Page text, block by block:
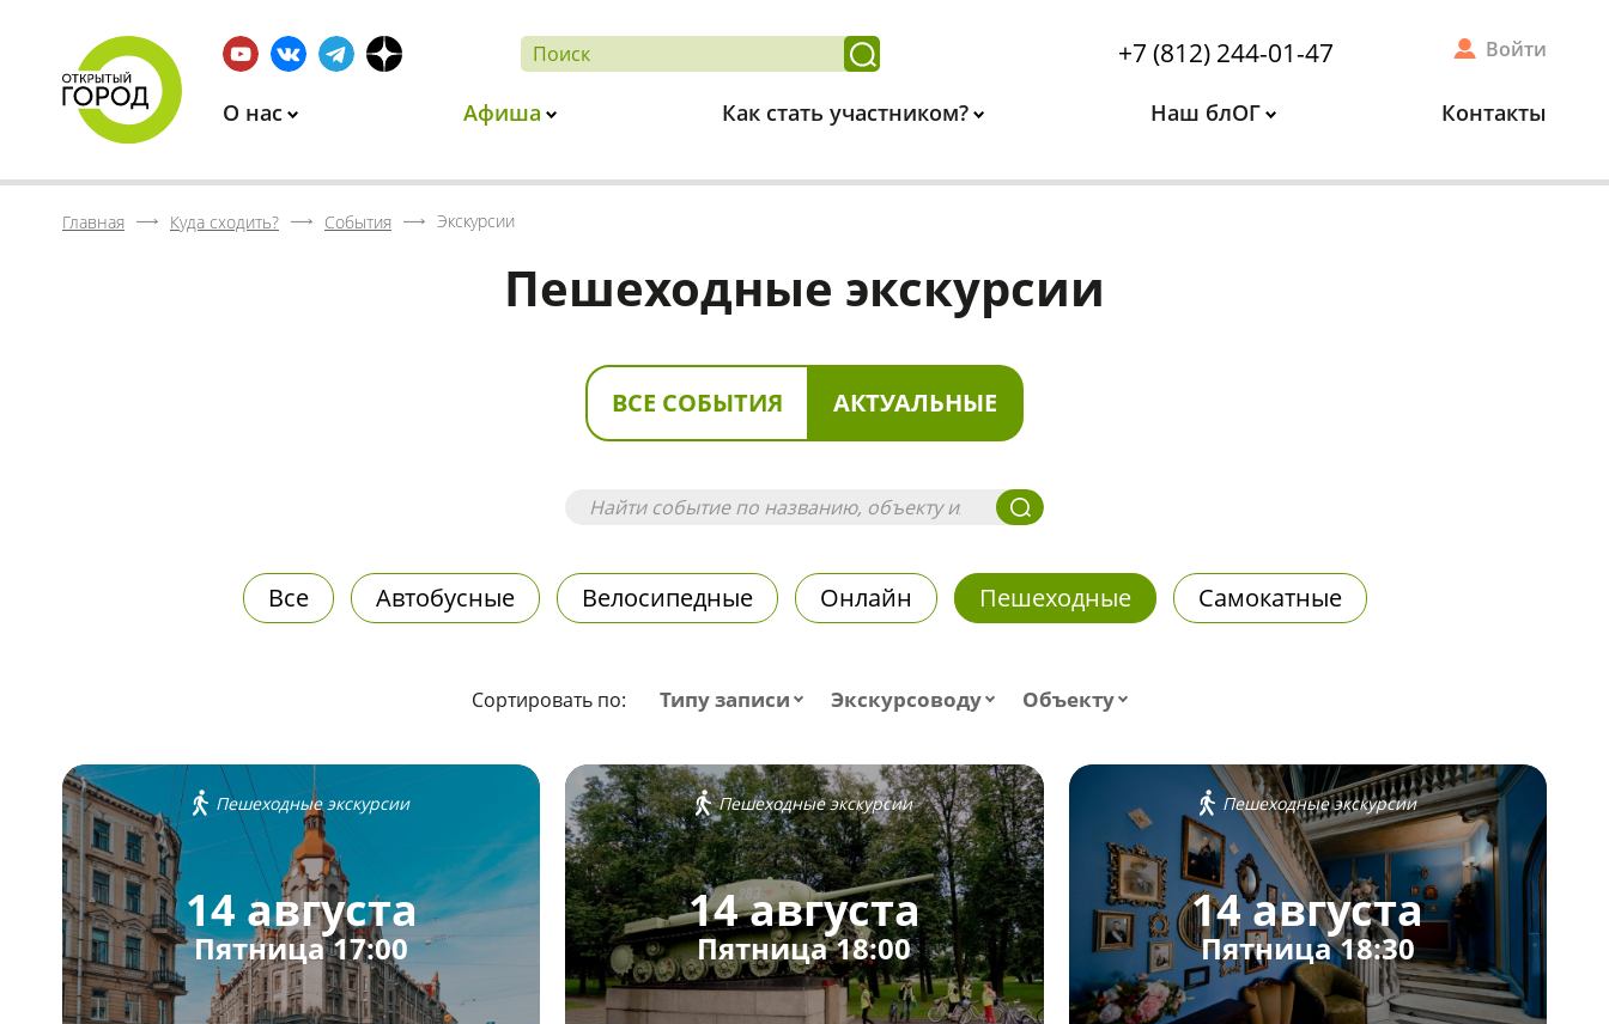
+7 (812) 244-01-47 Войти
О нас Афиша Как стать участником? Наш блОГ Контакты
Главная Куда сходить? События Экскурсии
Пешеходные экскурсии
ВСЕ СОБЫТИЯ АКТУАЛЬНЫЕ
Все Автобусные Велосипедные Онлайн Пешеходные Самокатные
Сортировать по: Типу записи Экскурсоводу Объекту
Пешеходные экскурсии
14 августа
Пятница 17:00
Пешеходные экскурсии
14 августа
Пятница 18:00
Пешеходные экскурсии
14 августа
Пятница 18:30